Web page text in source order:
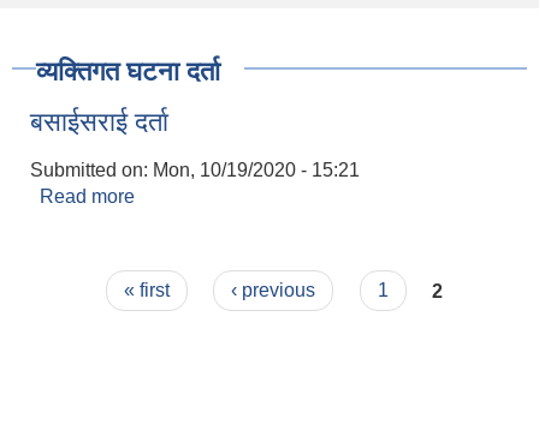
व्यक्तिगत घटना दर्ता
बसाईसराई दर्ता
Submitted on: Mon, 10/19/2020 - 15:21
Read more
Pages« first ‹ previous 1 2